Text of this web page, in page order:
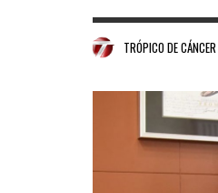
TRÓPICO DE CÁNCER